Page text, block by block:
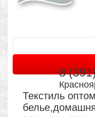
8
Текстиль